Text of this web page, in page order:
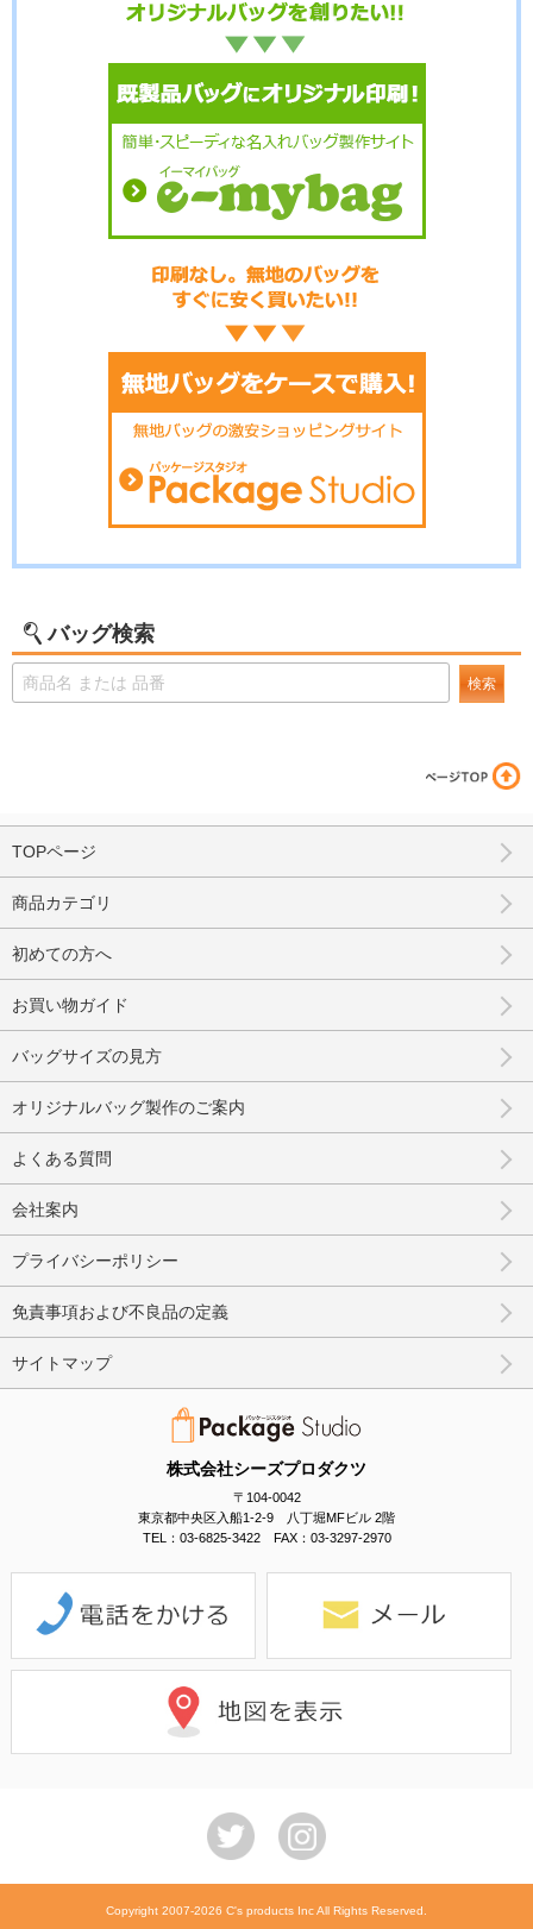
バッグ検索
検索
株式会社シーズプロダクツ
〒104-0042
東京都中央区入船1-2-9 八丁堀MFビル 2階
TEL：03-6825-3422 FAX：03-3297-2970
TOPページ
商品カテゴリ
初めての方へ
お買い物ガイド
バッグサイズの見方
オリジナルバッグ製作のご案内
よくある質問
会社案内
プライバシーポリシー
免責事項および不良品の定義
サイトマップ
Copyright 2007-2026 C's products Inc All Rights Reserved.